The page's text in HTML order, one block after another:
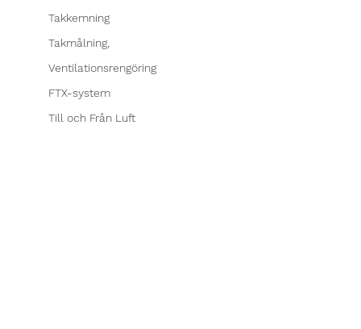
Takkemning
Takmålning,
Ventilationsrengöring
FTX-system
Till och Från Luft